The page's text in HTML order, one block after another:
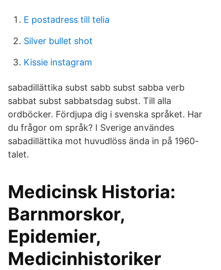
E postadress till telia
Silver bullet shot
Kissie instagram
sabadillättika subst sabb subst sabba verb
sabbat subst sabbatsdag subst. Till alla
ordböcker. Fördjupa dig i svenska språket. Har
du frågor om språk? I Sverige användes
sabadillättika mot huvudlöss ända in på 1960-
talet.
Medicinsk Historia:
Barnmorskor,
Epidemier,
Medicinhistoriker